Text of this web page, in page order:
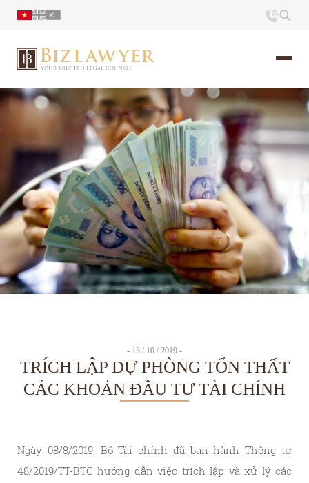
Trang chủ
Giới thiệu
Ấn phẩm
Tin Tức
Liên hệ
- 13 / 10 / 2019 -
TRÍCH LẬP DỰ PHÒNG TỔN THẤT
CÁC KHOẢN ĐẦU TƯ TÀI CHÍNH
Ngày 08/8/2019, Bộ Tài chính đã ban hành Thông tư
48/2019/TT-BTC hướng dẫn việc trích lập và xử lý các